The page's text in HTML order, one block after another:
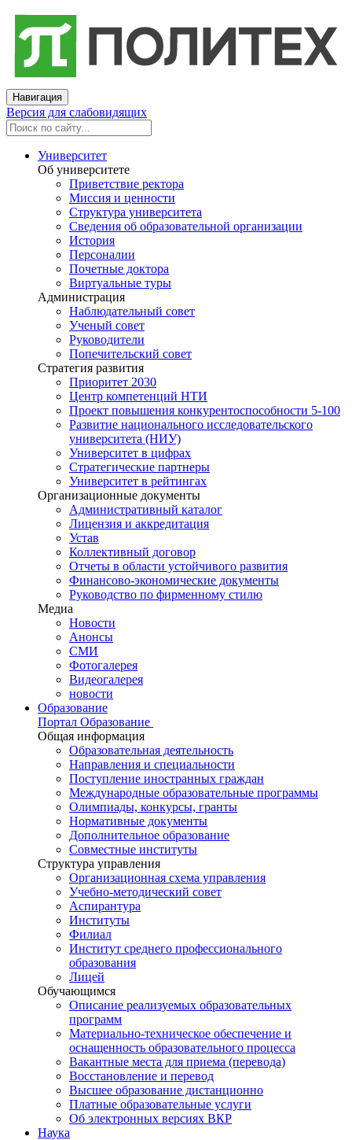
Навигация
Версия для слабовидящих
Университет
Об университете
Приветствие ректора
Миссия и ценности
Структура университета
Сведения об образовательной организации
История
Персоналии
Почетные доктора
Виртуальные туры
Администрация
Наблюдательный совет
Ученый совет
Руководители
Попечительский совет
Стратегия развития
Приоритет 2030
Центр компетенций НТИ
Проект повышения конкурентоспособности 5-100
Развитие национального исследовательского
университета (НИУ)
Университет в цифрах
Стратегические партнеры
Университет в рейтингах
Организационные документы
Административный каталог
Лицензия и аккредитация
Устав
Коллективный договор
Отчеты в области устойчивого развития
Финансово-экономические документы
Руководство по фирменному стилю
Медиа
Новости
Анонсы
СМИ
Фотогалерея
Видеогалерея
новости
Образование
Портал Образование
Общая информация
Образовательная деятельность
Направления и специальности
Поступление иностранных граждан
Международные образовательные программы
Олимпиады, конкурсы, гранты
Нормативные документы
Дополнительное образование
Совместные институты
Структура управления
Организационная схема управления
Учебно-методический совет
Аспирантура
Институты
Филиал
Институт среднего профессионального
образования
Лицей
Обучающимся
Описание реализуемых образовательных
программ
Материально-техническое обеспечение и
оснащенность образовательного процесса
Вакантные места для приема (перевода)
Восстановление и перевод
Высшее образование дистанционно
Платные образовательные услуги
Об электронных версиях ВКР
Наука